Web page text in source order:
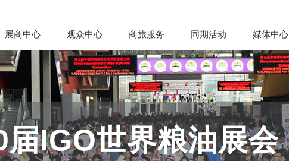
展商中心 观众中心 商旅服务 同期活动 媒体中心
届IGO世界粮油展会